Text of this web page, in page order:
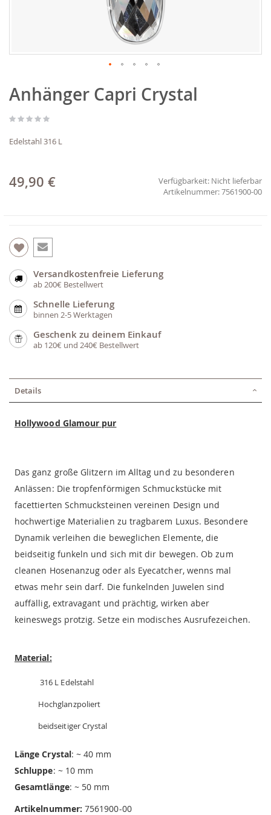
Anfang
der
springen
Anhänger Capri Crystal
Edelstahl 316 L
49,90 € Verfügbarkeit: Nicht lieferbar
7561900-00
Versandkostenfreie Lieferung
ab 200€ Bestellwert
Schnelle Lieferung
binnen 2-5 Werktagen
Geschenk zu deinem Einkauf
ab 120€ und 240€ Bestellwert
Details
Hollywood Glamour pur
Das ganz große Glitzern im Alltag und zu besonderen
Anlässen: Die tropfenförmigen Schmuckstücke mit
facettierten Schmucksteinen vereinen Design und
hochwertige Materialien zu tragbarem Luxus. Besondere
Dynamik verleihen die beweglichen Elemente, die
beidseitig funkeln und sich mit dir bewegen. Ob zum
cleanen Hosenanzug oder als Eyecatcher, wenns mal
etwas mehr sein darf. Die funkelnden Juwelen sind
auffällig, extravagant und prächtig, wirken aber
keineswegs protzig. Setze ein modisches Ausrufezeichen.
Material:
316 L Edelstahl
Hochglanzpoliert
beidseitiger Crystal
Länge Crystal: ~ 40 mm
Schluppe: ~ 10 mm
Gesamtlänge: ~ 50 mm
Artikelnummer:7561900-00